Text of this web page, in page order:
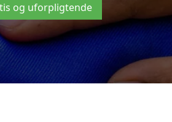
og uforpligtende